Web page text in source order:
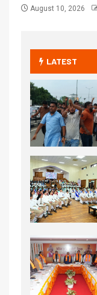
August 10, 2026
LATEST